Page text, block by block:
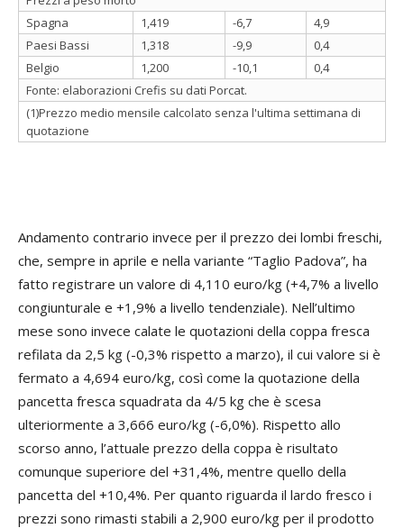
Spagna
1,419 -6,7
4,9
Paesi Bassi
1,318 -9,9
0,4
Belgio
1,200 -10,1
0,4
Fonte: elaborazioni Crefis su dati Porcat.
(1)Prezzo medio mensile calcolato senza l'ultima settimana di
quotazione
Andamento contrario invece per il prezzo dei lombi freschi,
che, sempre in aprile e nella variante “Taglio Padova”, ha
fatto registrare un valore di 4,110 euro/kg (+4,7% a livello
congiunturale e +1,9% a livello tendenziale). Nell’ultimo
mese sono invece calate le quotazioni della coppa fresca
refilata da 2,5 kg (-0,3% rispetto a marzo), il cui valore si è
fermato a 4,694 euro/kg, così come la quotazione della
pancetta fresca squadrata da 4/5 kg che è scesa
ulteriormente a 3,666 euro/kg (-6,0%). Rispetto allo
scorso anno, l’attuale prezzo della coppa è risultato
comunque superiore del +31,4%, mentre quello della
pancetta del +10,4%. Per quanto riguarda il lardo fresco i
prezzi sono rimasti stabili a 2,900 euro/kg per il prodotto